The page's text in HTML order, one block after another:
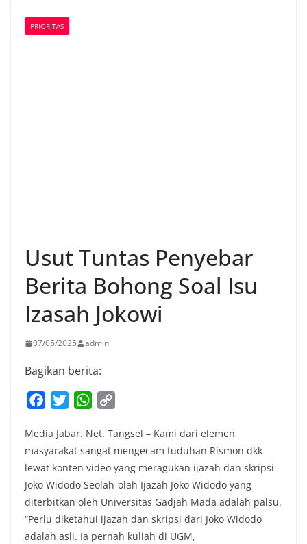
PRIORITAS
Usut Tuntas Penyebar
Berita Bohong Soal Isu
Izasah Jokowi
07/05/2025 admin
Bagikan berita:
c
e
b
o
o
k
i
t
t
e
r
W
a
t
s
A
p
p
p
y
L
i
n
k
Media Jabar. Net. Tangsel – Kami dari elemen
masyarakat sangat mengecam tuduhan Rismon dkk
lewat konten video yang meragukan ijazah dan skripsi
Joko Widodo Seolah-olah Ijazah Joko Widodo yang
diterbitkan oleh Universitas Gadjah Mada adalah palsu.
“Perlu diketahui ijazah dan skripsi dari Joko Widodo
adalah asli. Ia pernah kuliah di UGM,